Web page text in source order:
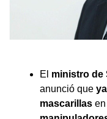
El ministro de
anunció que
mascarillas en